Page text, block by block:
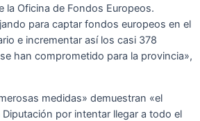
la Oficina de Fondos Europeos.
para captar fondos europeos en el
e incrementar así los casi 378
han comprometido para la provincia»,
medidas» demuestran «el
por intentar llegar a todo el